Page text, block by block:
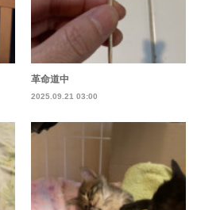
革命道中
2025.09.21 03:00